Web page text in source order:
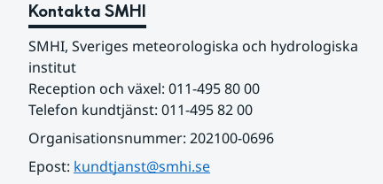
Kontakta SMHI
SMHI, Sveriges meteorologiska och hydrologiska
institut
Reception och växel: 011-495 80 00
Telefon kundtjänst: 011-495 82 00
Organisationsnummer: 202100-0696
Epost: kundtjanst@smhi.se